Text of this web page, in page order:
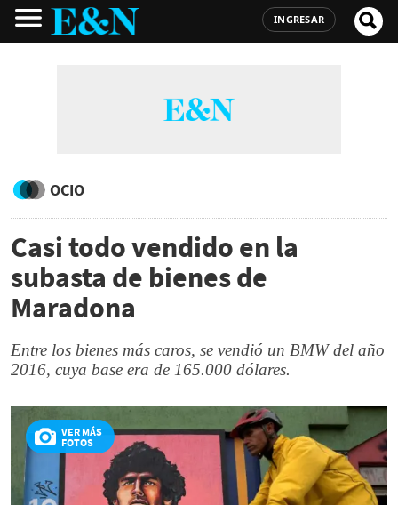
INGRESAR
OCIO
Casi todo vendido en la
subasta de bienes de
Maradona
Entre los bienes más caros, se vendió un BMW del año
2016, cuya base era de 165.000 dólares.
VER MÁS
FOTOS